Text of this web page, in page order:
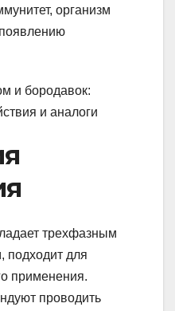
организм
трехфазным
подходит для
применения.
проводить